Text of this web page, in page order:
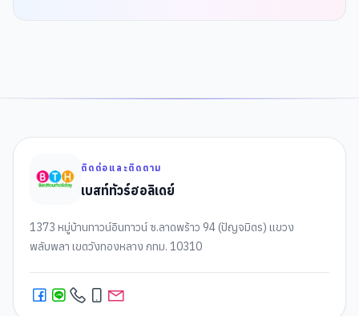
ติดต่อและติดตาม
เบสท์ทัวร์ฮอลิเดย์
1373 หมู่บ้านทาวน์อินทาวน์ ซ.ลาดพร้าว 94 (ปัญจมิตร) แขวง
พลับพลา เขตวังทองหลาง กทม. 10310